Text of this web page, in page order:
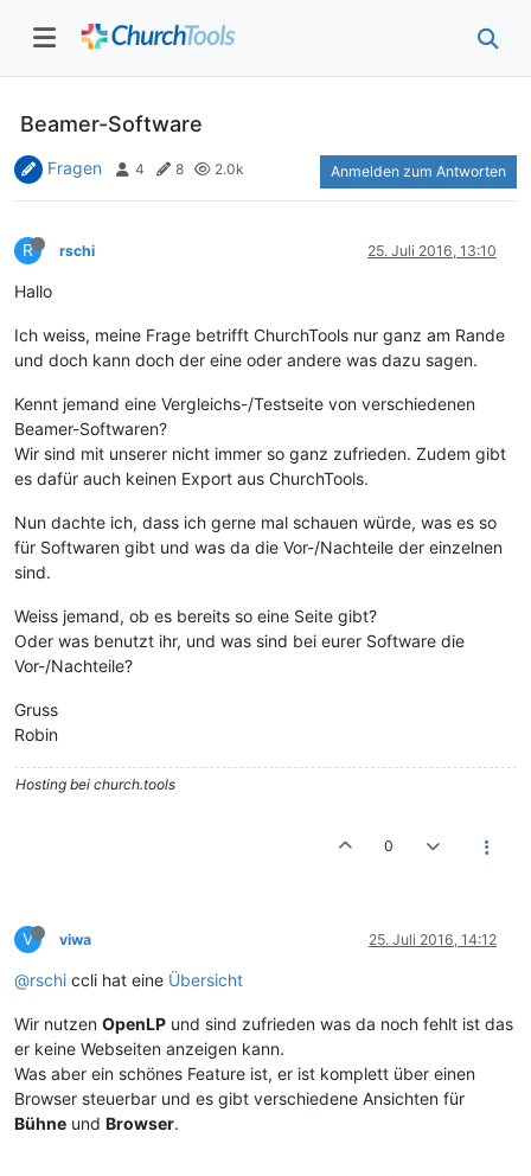
Beamer-Software
Fragen 4 8 2.0k Anmelden zum Antworten
R rschi 25. Juli 2016, 13:10
Hallo
Ich weiss, meine Frage betrifft ChurchTools nur ganz am Rande
und doch kann doch der eine oder andere was dazu sagen.
Kennt jemand eine Vergleichs-/Testseite von verschiedenen
Beamer-Softwaren?
Wir sind mit unserer nicht immer so ganz zufrieden. Zudem gibt
es dafür auch keinen Export aus ChurchTools.
Nun dachte ich, dass ich gerne mal schauen würde, was es so
für Softwaren gibt und was da die Vor-/Nachteile der einzelnen
sind.
Weiss jemand, ob es bereits so eine Seite gibt?
Oder was benutzt ihr, und was sind bei eurer Software die
Vor-/Nachteile?
Gruss
Robin
Hosting bei church.tools
0
V viwa 25. Juli 2016, 14:12
@rschi ccli hat eine Übersicht
Wir nutzen OpenLP und sind zufrieden was da noch fehlt ist das
er keine Webseiten anzeigen kann.
Was aber ein schönes Feature ist, er ist komplett über einen
Browser steuerbar und es gibt verschiedene Ansichten für
Bühne und Browser.